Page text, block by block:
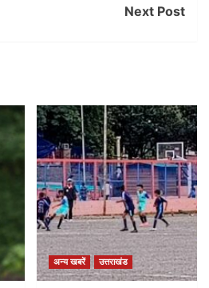
Next Post
अन्य खबरें उत्तराखंड